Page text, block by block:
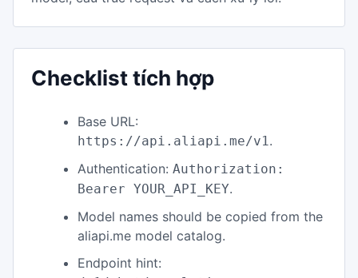
Checklist tích hợp
Base URL:
https://api.aliapi.me/v1.
Authentication: Authorization:
Bearer YOUR_API_KEY.
Model names should be copied from the
aliapi.me model catalog.
Endpoint hint: